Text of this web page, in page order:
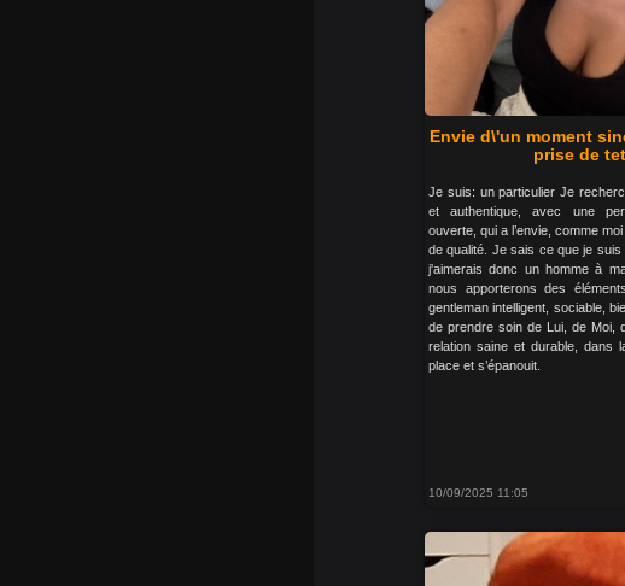
Envie d\'un moment
prise de
Je suis: un particulier Je
et authentique, avec une
ouverte, qui a l’envie, comme
de qualité. Je sais ce que je suis
j'aimerais donc un homme à
nous apporterons des
gentleman intelligent, sociable,
de prendre soin de Lui, de Moi,
relation saine et durable, dans
place et s’épanouit.
10/09/2025 11:05